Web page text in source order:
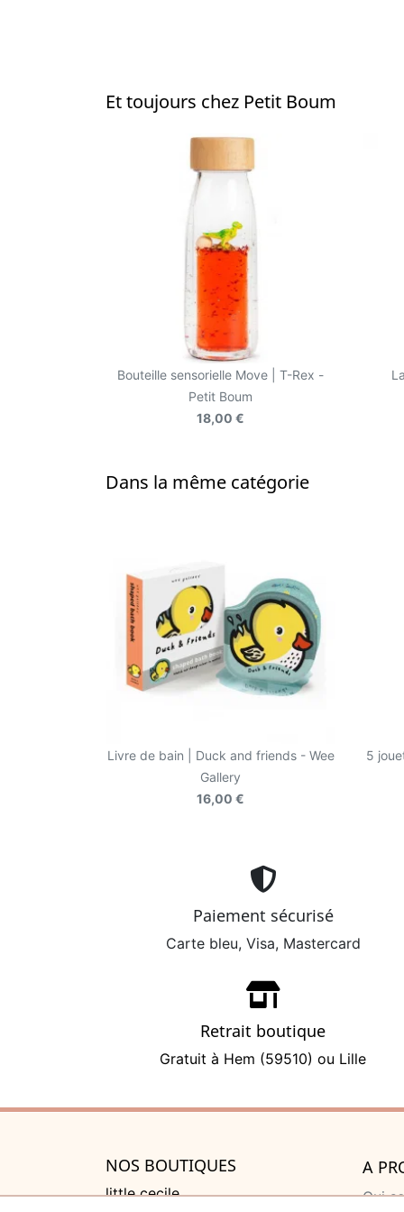
Et toujours chez Petit Boum
Bouteille sensorielle Move | T-Rex -
Petit Boum
18,00 €
Dans la même catégorie
Livre de bain | Duck and friends - Wee
Gallery
16,00 €
5
Paiement sécurisé
Carte bleu, Visa, Mastercard
Retrait boutique
Gratuit à Hem (59510) ou Lille
NOS BOUTIQUES
little cecile
A
Qui